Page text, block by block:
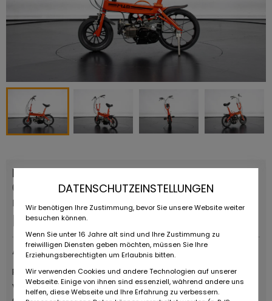
PRAM PRAM CICLOMOTORE PIEGHEVOLE
0 KM
Dauerinserat
Preis auf Anfrage
Anbieter
Ruote da Sogno, ist ein obligatorischer Halt für Fans
von Oldtimern und Oldtimer-Motorrädern, die das
DATENSCHUTZEINSTELLUNGEN
Wir benötigen Ihre Zustimmung, bevor Sie unsere Website weiter
besuchen können.
Wenn Sie unter 16 Jahre alt sind und Ihre Zustimmung zu
freiwilligen Diensten geben möchten, müssen Sie Ihre
Erziehungsberechtigten um Erlaubnis bitten.
Wir verwenden Cookies und andere Technologien auf unserer
Webseite. Einige von ihnen sind essenziell, während andere uns
helfen, diese Webseite und Ihre Erfahrung zu verbessern.